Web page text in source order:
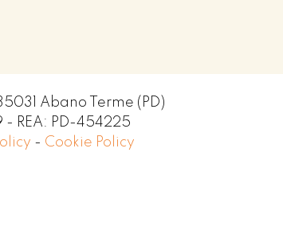
Abano Terme (PD)
- REA: PD-454225
- Cookie Policy